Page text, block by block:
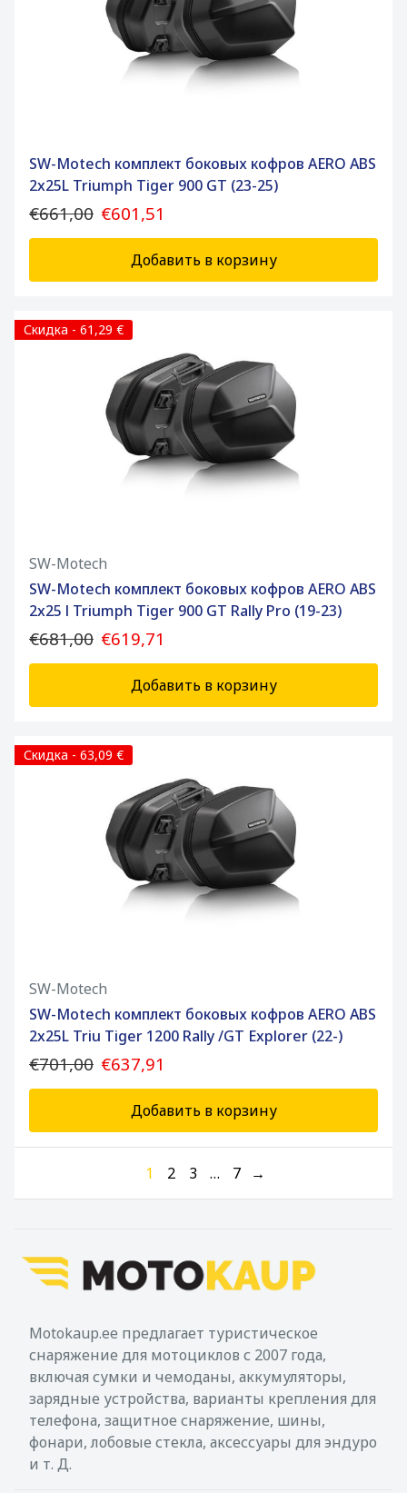
SW-Motech комплект боковых кофров AERO ABS
2x25L Triumph Tiger 900 GT (23-25)
€661,00 €601,51
Добавить в корзину
Скидка - 61,29 €
SW-Motech
SW-Motech комплект боковых кофров AERO ABS
2x25 l Triumph Tiger 900 GT Rally Pro (19-23)
€681,00 €619,71
Добавить в корзину
Скидка - 63,09 €
SW-Motech
SW-Motech комплект боковых кофров AERO ABS
2x25L Triu Tiger 1200 Rally /GT Explorer (22-)
€701,00 €637,91
Добавить в корзину
1 2 3 … 7 →
Motokaup.ee предлагает туристическое
снаряжение для мотоциклов с 2007 года,
включая сумки и чемоданы, аккумуляторы,
зарядные устройства, варианты крепления для
телефона, защитное снаряжение, шины,
фонари, лобовые стекла, аксессуары для эндуро
и т. Д.